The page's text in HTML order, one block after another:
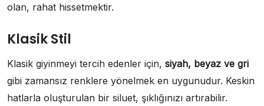
olan, rahat hissetmektir.
Klasik Stil
Klasik giyinmeyi tercih edenler için, siyah, beyaz ve gri
gibi zamansız renklere yönelmek en uygunudur. Keskin
hatlarla oluşturulan bir siluet, şıklığınızı artırabilir.